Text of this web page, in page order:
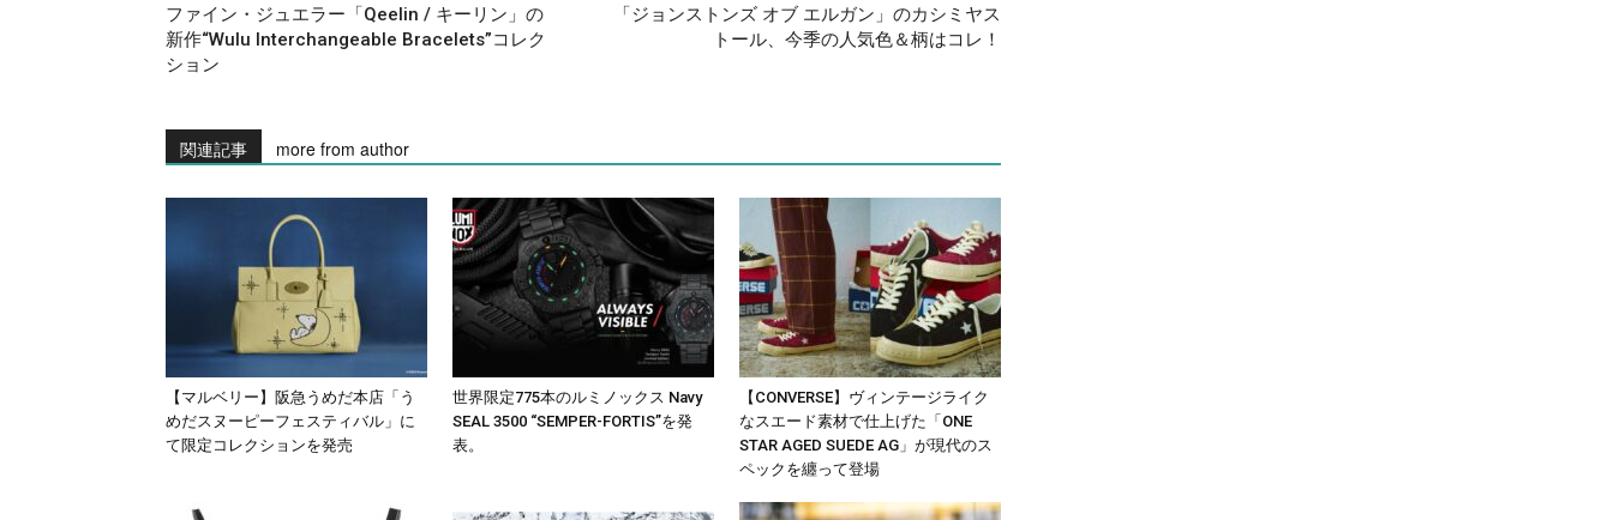
ファイン・ジュエラー「Qeelin / キーリン」の
新作“Wulu Interchangeable Bracelets”コレク
ション
「ジョンストンズ オブ エルガン」のカシミヤス
トール、今季の人気色＆柄はコレ！
関連記事 more from author
【マルベリー】阪急うめだ本店「う
めだスヌーピーフェスティバル」に
て限定コレクションを発売
世界限定775本のルミノックス Navy
SEAL 3500 “SEMPER-FORTIS”を発
表。
【CONVERSE】ヴィンテージライク
なスエード素材で仕上げた「ONE
STAR AGED SUEDE AG」が現代のス
ペックを纏って登場